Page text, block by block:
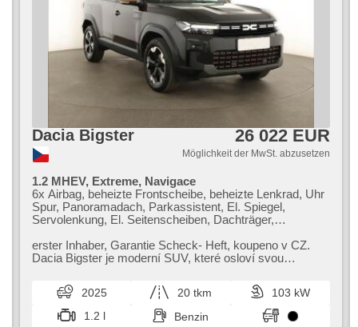
Dacia Bigster 26 022 EUR
Möglichkeit der MwSt. abzusetzen
1.2 MHEV, Extreme, Navigace
6x Airbag, beheizte Frontscheibe, beheizte Lenkrad, Uhr
Spur, Panoramadach, Parkassistent, El. Spiegel,
Servolenkung, El. Seitenscheiben, Dachträger,
Antriebsschlupfregelung (ASR), Zentralverriegelung,
Bordcomputer, El. Klappspiegel, Elektronisches
Sitze, Scheibenwischersensor, starten per Taste,
Reifendrucksensor, USB, Handgetriebe
erster Inhaber,​ Garantie Scheck​- Heft,​ koupeno v CZ.
Dacia Bigster je moderní SUV,​ které osloví svou
2025 20 tkm
103 kW
1.2 l
Benzin